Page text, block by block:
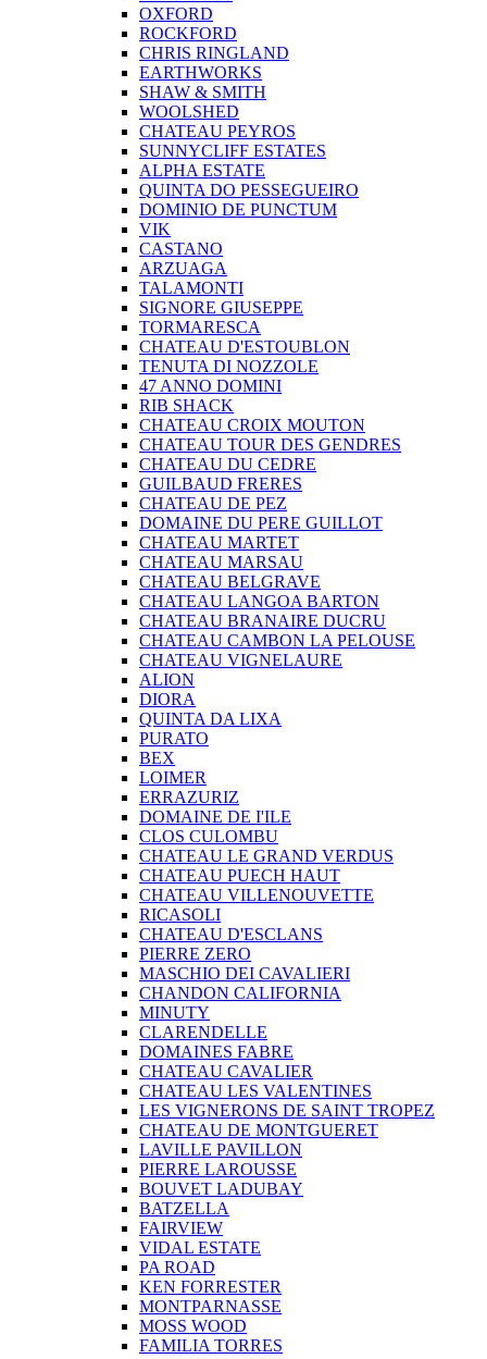
OXFORD
ROCKFORD
CHRIS RINGLAND
EARTHWORKS
SHAW & SMITH
WOOLSHED
CHATEAU PEYROS
SUNNYCLIFF ESTATES
ALPHA ESTATE
QUINTA DO PESSEGUEIRO
DOMINIO DE PUNCTUM
VIK
CASTANO
ARZUAGA
TALAMONTI
SIGNORE GIUSEPPE
TORMARESCA
CHATEAU D'ESTOUBLON
TENUTA DI NOZZOLE
47 ANNO DOMINI
RIB SHACK
CHATEAU CROIX MOUTON
CHATEAU TOUR DES GENDRES
CHATEAU DU CEDRE
GUILBAUD FRERES
CHATEAU DE PEZ
DOMAINE DU PERE GUILLOT
CHATEAU MARTET
CHATEAU MARSAU
CHATEAU BELGRAVE
CHATEAU LANGOA BARTON
CHATEAU BRANAIRE DUCRU
CHATEAU CAMBON LA PELOUSE
CHATEAU VIGNELAURE
ALION
DIORA
QUINTA DA LIXA
PURATO
BEX
LOIMER
ERRAZURIZ
DOMAINE DE I'ILE
CLOS CULOMBU
CHATEAU LE GRAND VERDUS
CHATEAU PUECH HAUT
CHATEAU VILLENOUVETTE
RICASOLI
CHATEAU D'ESCLANS
PIERRE ZERO
MASCHIO DEI CAVALIERI
CHANDON CALIFORNIA
MINUTY
CLARENDELLE
DOMAINES FABRE
CHATEAU CAVALIER
CHATEAU LES VALENTINES
LES VIGNERONS DE SAINT TROPEZ
CHATEAU DE MONTGUERET
LAVILLE PAVILLON
PIERRE LAROUSSE
BOUVET LADUBAY
BATZELLA
FAIRVIEW
VIDAL ESTATE
PA ROAD
KEN FORRESTER
MONTPARNASSE
MOSS WOOD
FAMILIA TORRES